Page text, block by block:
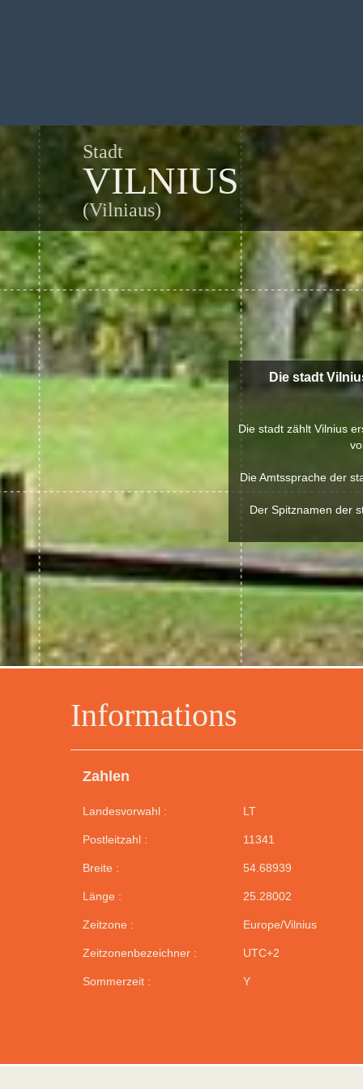
Stadt
VILNIUS
(Vilniaus)
Informations
Zahlen
Landesvorwahl : LT
Postleitzahl : 11341
Breite : 54.68939
Länge : 25.28002
Zeitzone : Europe/Vilnius
Zeitzonenbezeichner : UTC+2
Sommerzeit : Y
Die stadt
Die stadt zählt Vilnius
Die Amtssprache der
Der Spitznamen der